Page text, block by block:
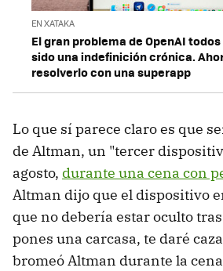
EN XATAKA
El gran problema de OpenAI
sido una indefinición crónica.
resolverlo con una superapp
Lo que sí parece claro es que
de Altman, un "tercer
agosto, durante una cena con
Altman dijo que el dispositivo
que no debería estar oculto
pones una carcasa, te daré
bromeó Altman durante la